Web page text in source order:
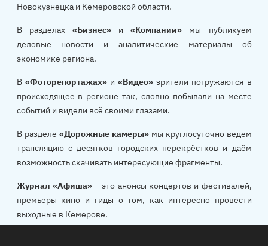
Новокузнецка и Кемеровской области.
В разделах «Бизнес»и«Компании» мы публикуем
деловые новости и аналитические материалы об
экономике региона.
В «Фоторепортажах»и«Видео» зрители погружаются в
происходящее в регионе так, словно побывали на месте
событий и видели всё своими глазами.
В разделе «Дорожные камеры»мы круглосуточно ведём
трансляцию с десятков городских перекрёстков и даём
возможность скачивать интересующие фрагменты.
Журнал «Афиша»– это анонсы концертов и фестивалей,
премьеры кино и гиды о том, как интересно провести
выходные в Кемерове.